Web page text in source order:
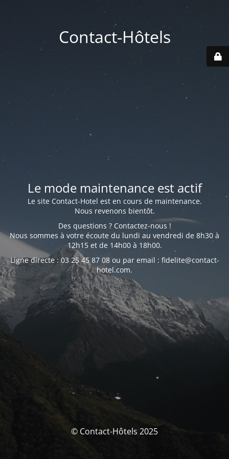
Contact-Hôtels
Le mode maintenance est actif
Le site Contact-Hotel est en cours de maintenance.
Nous revenons bientôt.
Des questions ? Contactez-nous !
Nous sommes à votre écoute du lundi au vendredi de 8h30 à
12h15 et de 14h00 à 18h00.
Ligne directe : 03 25 45 87 08 ou par email : fidelite@contact-
hotel.com.
© Contact-Hôtels 2025